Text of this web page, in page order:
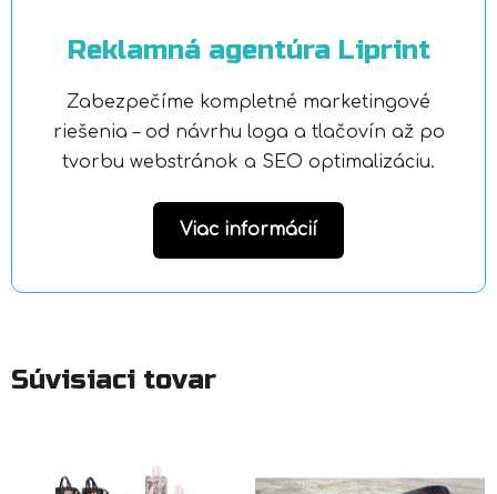
Reklamná agentúra Liprint
Zabezpečíme kompletné marketingové
riešenia – od návrhu loga a tlačovín až po
tvorbu webstránok a SEO optimalizáciu.
Viac informácií
Súvisiaci tovar